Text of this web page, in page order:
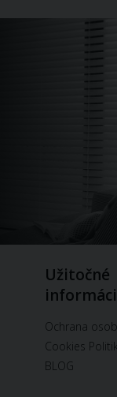
Užitočné
Ochrana
Cookies
BLOG